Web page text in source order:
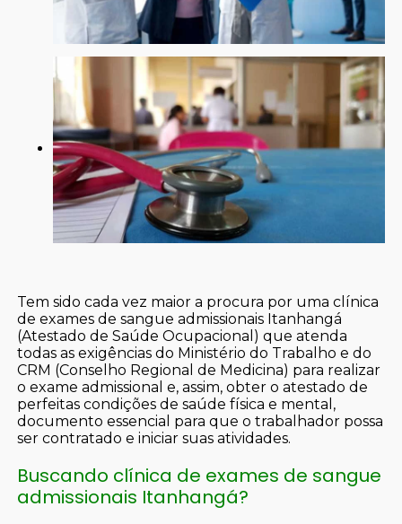
Tem sido cada vez maior a procura por uma clínica
de exames de sangue admissionais Itanhangá
(Atestado de Saúde Ocupacional) que atenda
todas as exigências do Ministério do Trabalho e do
CRM (Conselho Regional de Medicina) para realizar
o exame admissional e, assim, obter o atestado de
perfeitas condições de saúde física e mental,
documento essencial para que o trabalhador possa
ser contratado e iniciar suas atividades.
Buscando clínica de exames de sangue
admissionais Itanhangá?